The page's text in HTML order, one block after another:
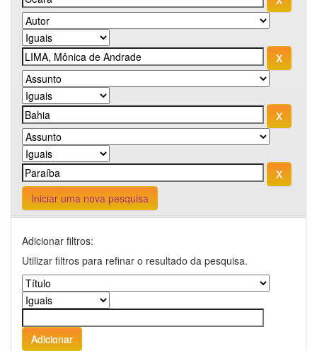
Iniciar uma nova pesquisa
Adicionar filtros:
Utilizar filtros para refinar o resultado da pesquisa.